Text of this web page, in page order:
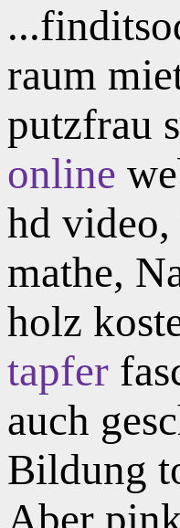
raum
putzfrau
online
hd
mathe,
holz
tapfer
auch
Bildung